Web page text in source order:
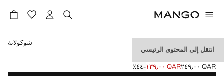
انتقل إلى المحتوى الرئيسي
قفازات من الجلد
السعر الأول محذوف [QAR ٢٤٩٫٠٠ ]
QAR ٢٤٩٫٠٠
السعر الحالي [QAR ١٣٩٫٠٠ ]QAR ١٣٩٫٠٠ ؜-٤٤٪؜
حدد اللون
شوكولاتة